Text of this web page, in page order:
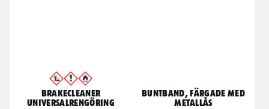
Brakecleaner
universalrengöring
Buntband, färgade med
metallås